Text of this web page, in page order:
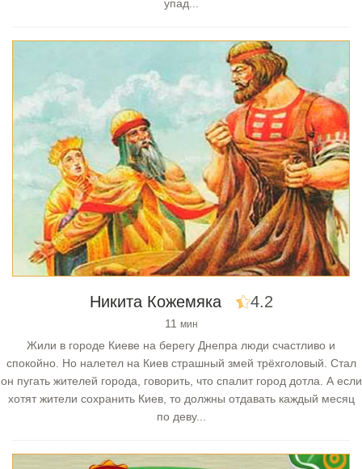
упад...
Никита Кожемяка 4.2
11 мин
Жили в городе Киеве на берегу Днепра люди счастливо и
спокойно. Но налетел на Киев страшный змей трёхголовый. Стал
он пугать жителей города, говорить, что спалит город дотла. А если
хотят жители сохранить Киев, то должны отдавать каждый месяц
по деву...